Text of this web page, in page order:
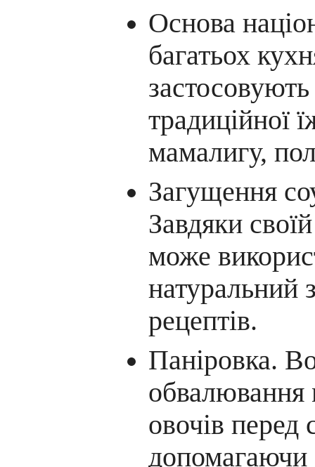
Основа
багатьох
традиційної
мамалигу,
Загущення
Завдяки
може
натуральний
рецептів.
Паніровка.
обвалювання
овочів
допомагаючи